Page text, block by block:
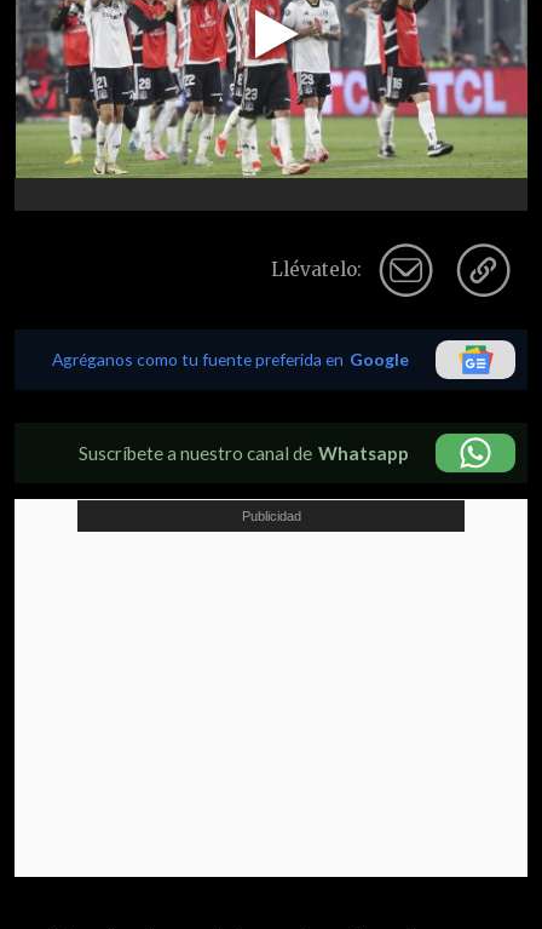
Play
Video
Llévatelo:
Agréganos como tu fuente preferida en Google
Suscríbete a nuestro canal de Whatsapp